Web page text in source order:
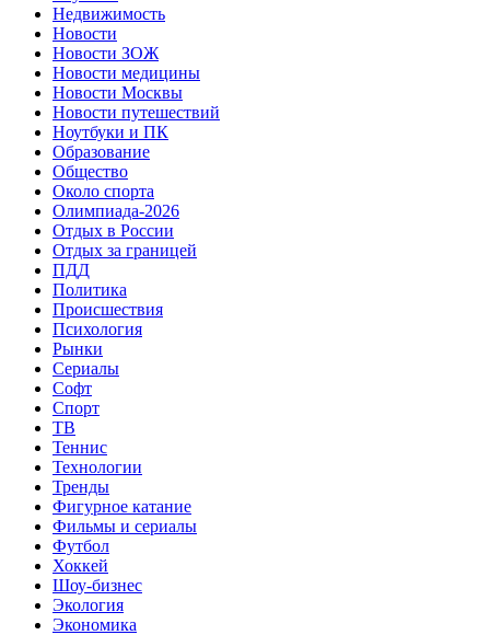
Недвижимость
Новости
Новости ЗОЖ
Новости медицины
Новости Москвы
Новости путешествий
Ноутбуки и ПК
Образование
Общество
Около спорта
Олимпиада-2026
Отдых в России
Отдых за границей
ПДД
Политика
Происшествия
Психология
Рынки
Сериалы
Софт
Спорт
ТВ
Теннис
Технологии
Тренды
Фигурное катание
Фильмы и сериалы
Футбол
Хоккей
Шоу-бизнес
Экология
Экономика